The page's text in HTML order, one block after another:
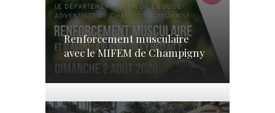
Renforcement musculaire
avec le MIFEM de Champigny